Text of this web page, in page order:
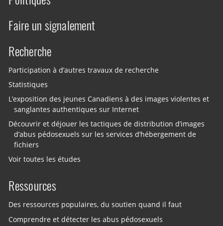
Faire un signalement
Recherche
Participation à d’autres travaux de recherche
Statistiques
L’exposition des jeunes Canadiens à des images violentes et
sanglantes authentiques sur Internet
Découvrir et déjouer les tactiques de distribution d’images
d’abus pédosexuels sur les services d’hébergement de
fichiers
Voir toutes les études
Ressources
Des ressources populaires, du soutien quand il faut
Comprendre et détecter les abus pédosexuels